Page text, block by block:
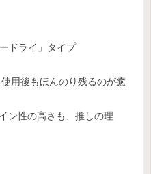
ドライ」タイプ
用後もほんのり残るのが癒
ン性の高さも、推しの理